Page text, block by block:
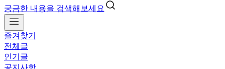
궁금한 내용을 검색해보세요
즐겨찾기
전체글
인기글
공지사항